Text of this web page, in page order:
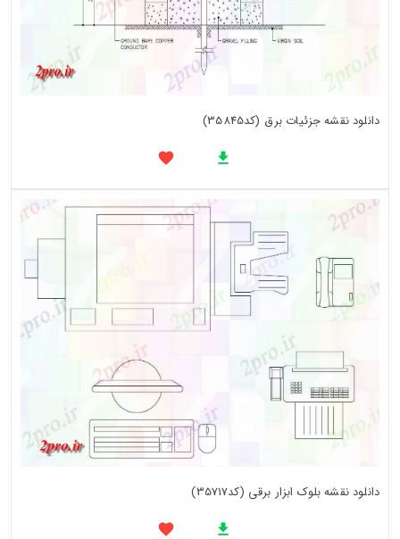
دانلود نقشه جزئیات برق (کد35845)
دانلود نقشه بلوک ابزار برقی (کد35717)